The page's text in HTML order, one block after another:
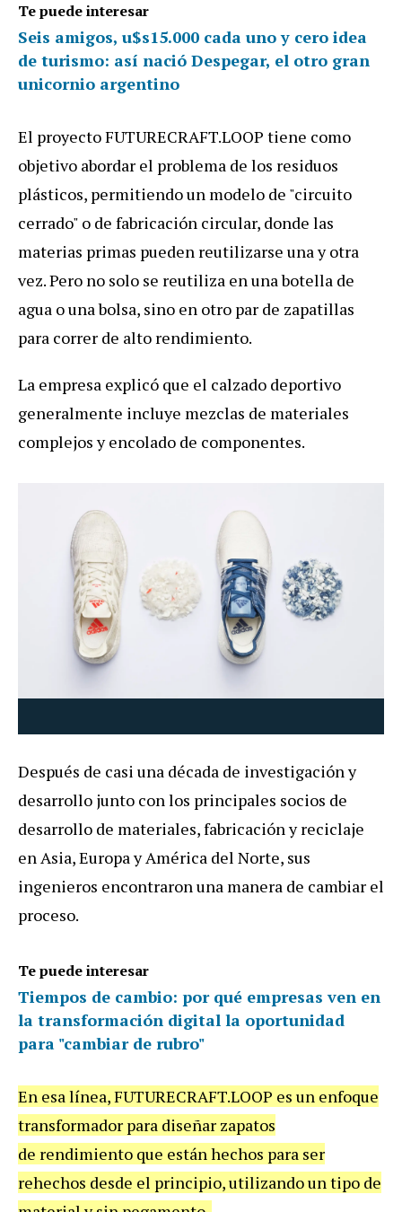
Te puede interesar
Seis amigos, u$s15.000 cada uno y cero idea
de turismo: así nació Despegar, el otro gran
unicornio argentino
El proyecto FUTURECRAFT.LOOP tiene como
objetivo abordar el problema de los residuos
plásticos, permitiendo un modelo de "circuito
cerrado" o de fabricación circular, donde las
materias primas pueden reutilizarse una y otra
vez. Pero no solo se reutiliza en una botella de
agua o una bolsa, sino en otro par de zapatillas
para correr de alto rendimiento.
La empresa explicó que el calzado deportivo
generalmente incluye mezclas de materiales
complejos y encolado de componentes.
Después de casi una década de investigación y
desarrollo junto con los principales socios de
desarrollo de materiales, fabricación y reciclaje
en Asia, Europa y América del Norte, sus
ingenieros encontraron una manera de cambiar el
proceso.
Te puede interesar
Tiempos de cambio: por qué empresas ven en
la transformación digital la oportunidad
para "cambiar de rubro"
En esa línea, FUTURECRAFT.LOOP es un enfoque
transformador para diseñar zapatos
de rendimiento que están hechos para ser
rehechos desde el principio, utilizando un tipo de